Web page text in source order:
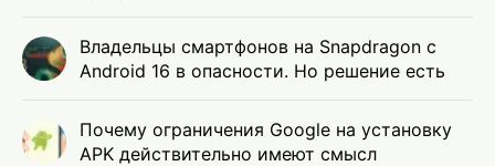
Владельцы смартфонов на Snapdragon с
Android 16 в опасности. Но решение есть
Почему ограничения Google на установку
APK действительно имеют смысл